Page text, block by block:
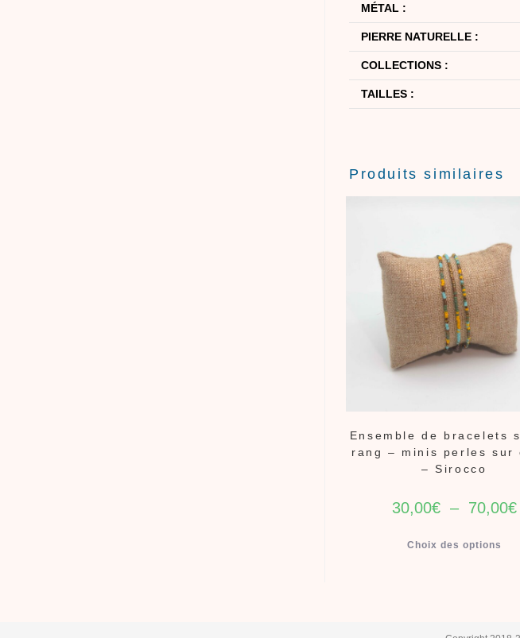
MÉTAL :
PIERRE NATURELLE :
COLLECTIONS :
TAILLES :
Produits similaires
Ensemble de bracelets
rang – minis perles sur
– Sirocco
30,00€ – 70,00€
Choix des options